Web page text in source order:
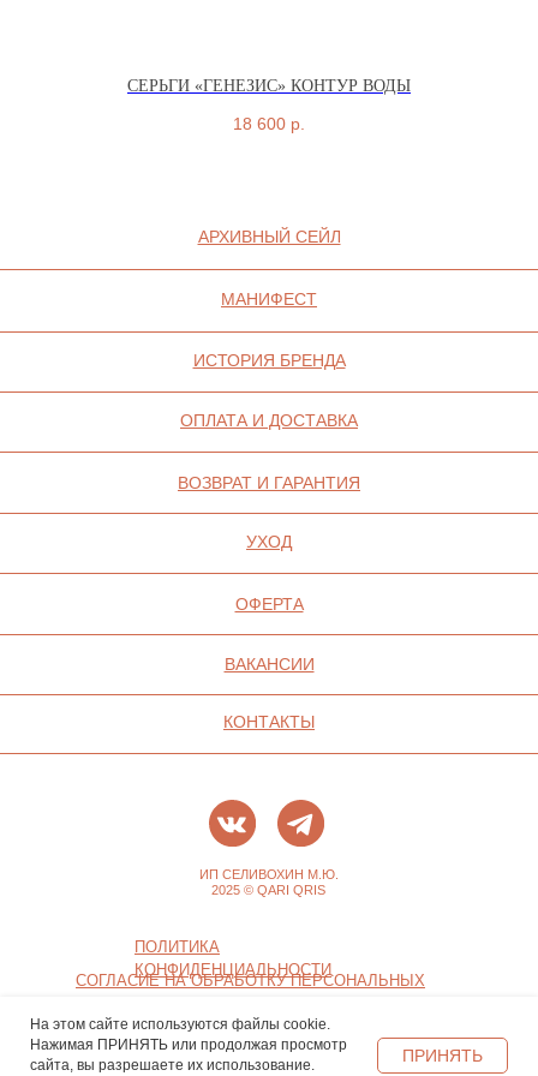
СЕРЬГИ «ГЕНЕЗИС» КОНТУР ВОДЫ
18 600 р.
На этом сайте используются файлы cookie.
Нажимая ПРИНЯТЬ или продолжая просмотр
сайта, вы разрешаете их использование.
ПРИНЯТЬ